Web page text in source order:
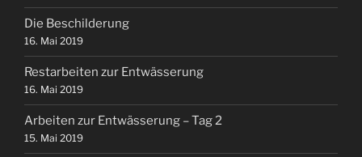
Die Beschilderung
16. Mai 2019
Restarbeiten zur Entwässerung
16. Mai 2019
Arbeiten zur Entwässerung – Tag 2
15. Mai 2019